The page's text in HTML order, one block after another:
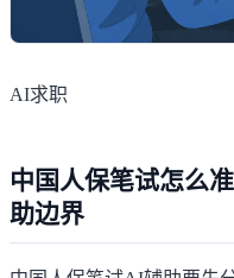
AI求职
中国人保笔试怎么
助边界